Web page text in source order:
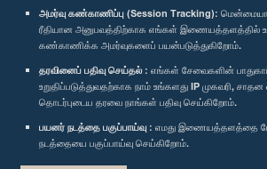
அமர்வு கண்காணிப்பு (Session Tracking):
ரீதியான அனுபவத்திற்காக எங்கள் இணையத்தளத்தில்
கண்காணிக்க அமர்வுகளைப் பயன்படுத்துகிறோம்.
தரவினைப் பதிவு செய்தல் : எங்கள் சேவைகளின்
உறுதிப்படுத்துவதற்காக நாம் உங்களது IP முகவரி,
தொடர்புடைய தரவை நாங்கள் பதிவு செய்கிறோம்.
பயனர் நடத்தை பகுப்பாய்வு : எமது இணையத்தளத்தை
நடத்தையை பகுப்பாய்வு செய்கிறோம்.
எம்மை பின்தொடர்க :
விருதுகள்
தனியுரிமைக் கொள்கை